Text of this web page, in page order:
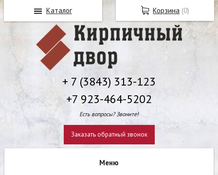
+ 7 (3843) 313-123
+7 923-464-5202
Есть вопросы? Звоните!
Заказать обратный звонок
Корзина (0)
Каталог